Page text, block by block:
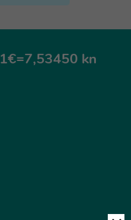
1€=7,53450 kn